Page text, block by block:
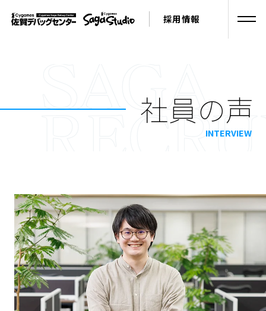
採用情報
トップ
社員の声
福利厚生
よくある質問
社員の声
INTERVIEW